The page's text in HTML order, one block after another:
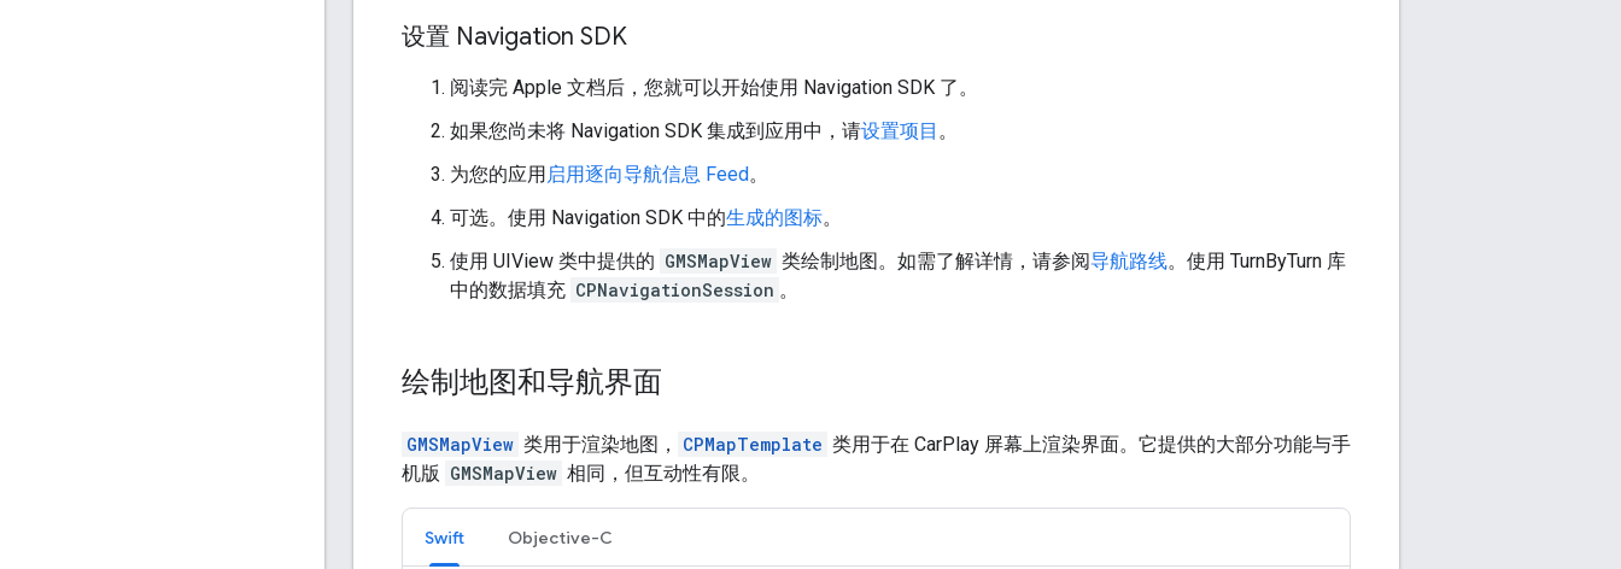
设置 Navigation SDK
阅读完 Apple 文档后，您就可以开始使用 Navigation SDK 了。
如果您尚未将 Navigation SDK 集成到应用中，请设置项目 。
为您的应用启用逐向导航信息 Feed。
可选。使用 Navigation SDK 中的生成的图标。
使用 UIView 类中提供的 GMSMapView 类绘制地图。如需了解详情，请参阅导航路线。使用 TurnByTurn 库
中的数据填充 CPNavigationSession 。
绘制地图和导航界面
GMSMapView 类用于渲染地图， CPMapTemplate 类用于在 CarPlay 屏幕上渲染界面。它提供的大部分功能与手
机版 GMSMapView 相同，但互动性有限。
Swift Objective-C